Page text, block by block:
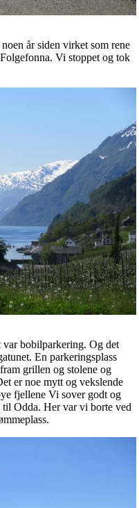
år siden virket som rene
Vi stoppet og tok
var bobilparkering. Og det
En parkeringsplass
grillen og stolene og
er noe mytt og vekslende
fjellene Vi sover godt og
Odda. Her var vi borte ved